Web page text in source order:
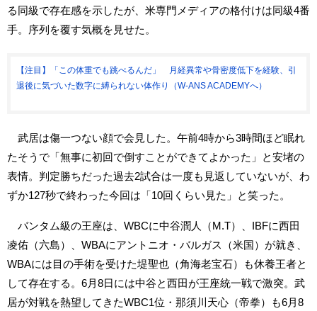
る同級で存在感を示したが、米専門メディアの格付けは同級4番
手。序列を覆す気概を見せた。
【注目】「この体重でも跳べるんだ」 月経異常や骨密度低下を経験、引
退後に気づいた数字に縛られない体作り（W-ANS ACADEMYへ）
武居は傷一つない顔で会見した。午前4時から3時間ほど眠れ
たそうで「無事に初回で倒すことができてよかった」と安堵の
表情。判定勝ちだった過去2試合は一度も見返していないが、わ
ずか127秒で終わった今回は「10回くらい見た」と笑った。
バンタム級の王座は、WBCに中谷潤人（M.T）、IBFに西田
凌佑（六島）、WBAにアントニオ・バルガス（米国）が就き、
WBAには目の手術を受けた堤聖也（角海老宝石）も休養王者と
して存在する。6月8日には中谷と西田が王座統一戦で激突。武
居が対戦を熱望してきたWBC1位・那須川天心（帝拳）も6月8